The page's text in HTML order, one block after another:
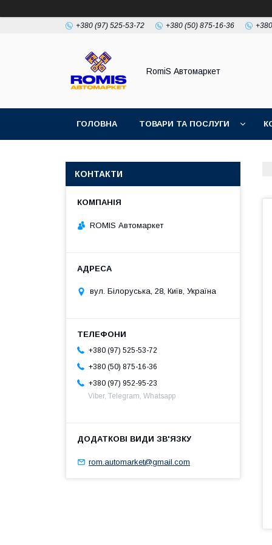
+380 (97) 525-53-72 +380 (50) 875-16-36
RomiS Автомаркет
ГОЛОВНА ТОВАРИ ТА ПОСЛУГИ
КОНТАКТИ
ROMIS Автомаркет
вул. Білоруська, 28, Київ, Україна
+380 (97) 525-53-72
+380 (50) 875-16-36
+380 (97) 952-95-23
Viber, Telegram, Whatsapp
rom.automarket@gmail.com